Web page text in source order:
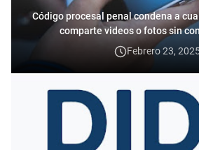
Código procesal penal condena a
comparte videos o fotos sin
Febrero 23,